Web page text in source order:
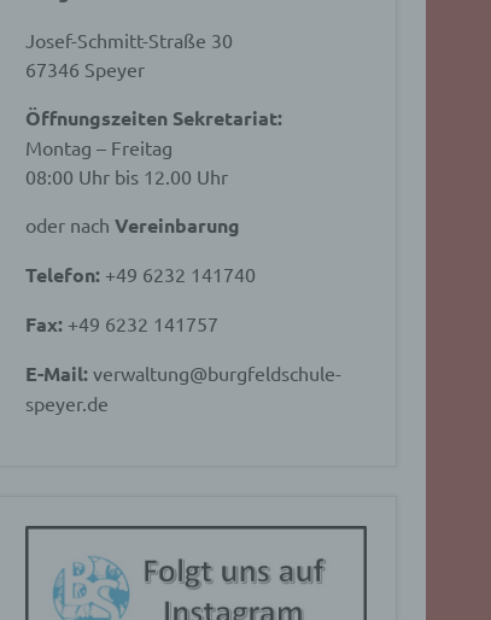
Josef-Schmitt-Straße 30
67346 Speyer
Öffnungszeiten Sekretariat:
Montag – Freitag
08:00 Uhr bis 12.00 Uhr
oder nachVereinbarung
Telefon: +49 6232 141740
Fax: +49 6232 141757
E-Mail: verwaltung@burgfeldschule-
speyer.de